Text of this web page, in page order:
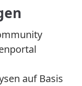
auf Basis